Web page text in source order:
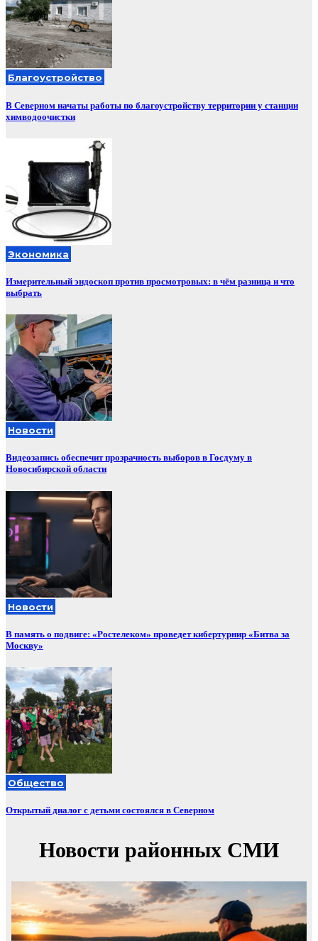
Благоустройство
В Северном начаты работы по благоустройству территории у станции
химводоочистки
Экономика
Измерительный эндоскоп против просмотровых: в чём разница и что
выбрать
Новости
Видеозапись обеспечит прозрачность выборов в Госдуму в
Новосибирской области
Новости
В память о подвиге: «Ростелеком» проведет кибертурнир «Битва за
Москву»
Общество
Открытый диалог с детьми состоялся в Северном